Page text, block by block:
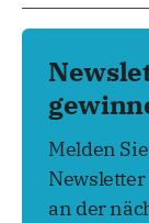
Melden
an der